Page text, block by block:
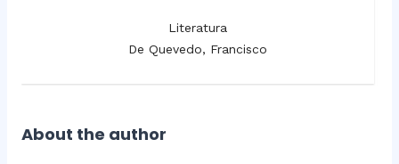
Literatura
De Quevedo, Francisco
About the author